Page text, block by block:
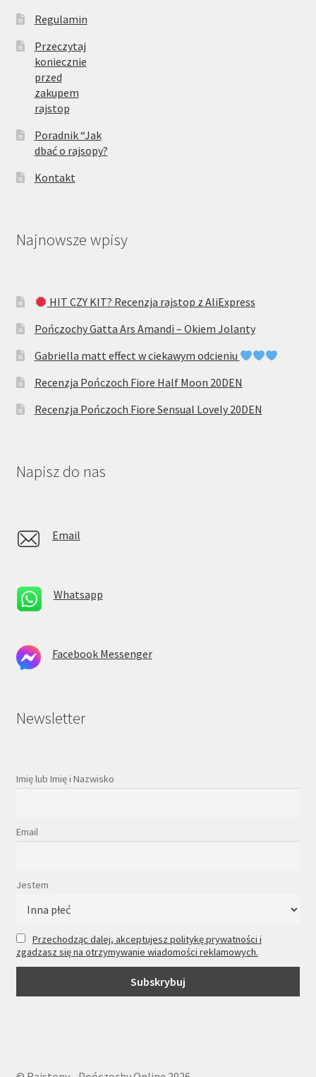
Regulamin
Przeczytaj
koniecznie
przed
zakupem
rajstop
Poradnik “Jak
dbać o rajsopy?
Kontakt
Najnowsze wpisy
HIT CZY KIT? Recenzja rajstop z AliExpress
Pończochy Gatta Ars Amandi – Okiem Jolanty
Gabriella matt effect w ciekawym odcieniu
Recenzja Pończoch Fiore Half Moon 20DEN
Recenzja Pończoch Fiore Sensual Lovely 20DEN
Napisz do nas
Email
Whatsapp
Facebook Messenger
Newsletter
Imię lub Imię i Nazwisko
Email
Jestem
Przechodząc dalej, akceptujesz politykę prywatności i
zgadzasz się na otrzymywanie wiadomości reklamowych.